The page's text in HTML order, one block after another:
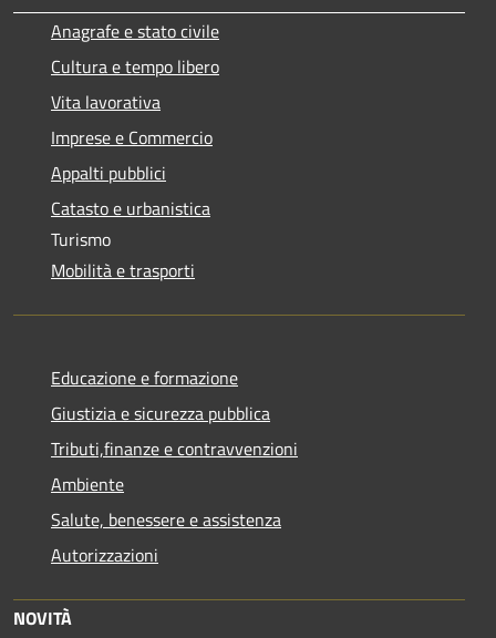
Anagrafe e stato civile
Cultura e tempo libero
Vita lavorativa
Imprese e Commercio
Appalti pubblici
Catasto e urbanistica
Turismo
Mobilità e trasporti
Educazione e formazione
Giustizia e sicurezza pubblica
Tributi,finanze e contravvenzioni
Ambiente
Salute, benessere e assistenza
Autorizzazioni
NOVITÀ